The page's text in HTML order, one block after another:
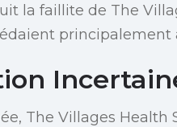
la faillite de The
principalement
The Villages Health